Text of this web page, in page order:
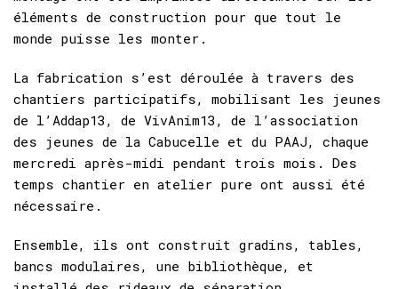
éléments de construction pour que tout le
monde puisse les monter.
La fabrication s’est déroulée à travers des
chantiers participatifs, mobilisant les jeunes
de l’Addap13, de VivAnim13, de l’association
des jeunes de la Cabucelle et du PAAJ, chaque
mercredi après-midi pendant trois mois. Des
temps chantier en atelier pure ont aussi été
nécessaire.
Ensemble, ils ont construit gradins, tables,
bancs modulaires, une bibliothèque, et